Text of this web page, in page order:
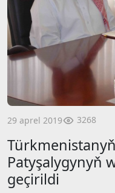
29 aprel 2019 3268
Patyşalygynyň
geçirildi